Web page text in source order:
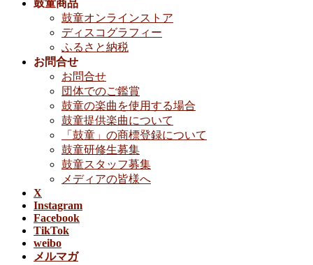
鼓童商品
鼓童オンラインストア
ディスコグラフィー
ふるさと納税
お問合せ
お問合せ
団体でのご鑑賞
鼓童の楽曲を使用する場合
鼓童提供楽曲について
「鼓童」の商標登録について
鼓童研修生募集
鼓童スタッフ募集
メディアの皆様へ
X
Instagram
Facebook
TikTok
weibo
メルマガ